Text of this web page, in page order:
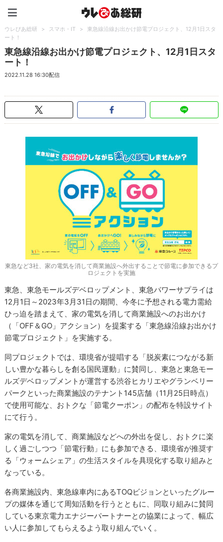
ウレぴあ総研 > スマホ・IT >
東急線沿線お出かけ節電プロジェクト、12月1日スタ
ート！
東急線沿線お出かけ節電プロジェクト、12月1日スタ
ート！
2022.11.28 16:30配信
東急など3社、家の電気を消して商業施設へ外出することで節電に参加できるプ
ロジェクトを実施
東急、東急モールズデベロップメント、東急パワーサプライは
12月1日～2023年3月31日の期間、今冬に予想される電力需給
ひっ迫を踏まえて、家の電気を消して商業施設へのお出かけ
（「OFF＆GO」アクション）を提案する「東急線沿線お出かけ
節電プロジェクト」を実施する。
同プロジェクトでは、環境省が提唱する「脱炭素につながる新
しい豊かな暮らしを創る国民運動」に賛同し、東急と東急モー
ルズデベロップメントが運営する渋谷ヒカリエやグランベリー
パークといった商業施設のテナント145店舗（11月25日時点）
で使用可能な、おトクな「節電クーポン」の配布を特設サイト
にて行う。
家の電気を消して、商業施設などへの外出を促し、おトクに楽
しく過ごしつつ「節電行動」にも参加できる、環境省が推奨す
る「ウォームシェア」の生活スタイルを具現化する取り組みと
なっている。
各商業施設内、東急線車内にあるTOQビジョンといったグルー
プの媒体を通じて周知活動を行うとともに、同取り組みに賛同
している東京電力エナジーパートナーとの協業によって、幅広
い人に参加してもらえるよう取り組んでいく。